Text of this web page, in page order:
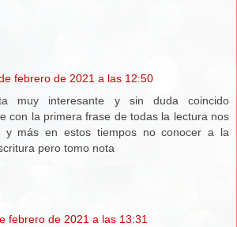
febrero de 2021 a las 12:50
muy interesante y sin duda coincido
con la primera frase de todas la lectura nos
y más en estos tiempos no conocer a la
pero tomo nota
febrero de 2021 a las 13:31